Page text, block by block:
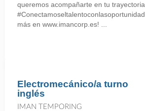
queremos acompañarte en tu trayectoria
más en www.imancorp.es! ...
Electromecánico/a turno
inglés
IMAN TEMPORING